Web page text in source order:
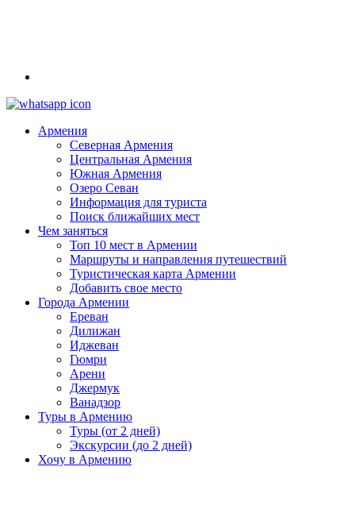
Армения
Северная Армения
Центральная Армения
Южная Армения
Озеро Севан
Информация для туриста
Поиск ближайших мест
Чем заняться
Топ 10 мест в Армении
Маршруты и направления путешествий
Туристическая карта Армении
Добавить свое место
Города Армении
Ереван
Дилижан
Иджеван
Гюмри
Арени
Джермук
Ванадзор
Туры в Армению
Туры (от 2 дней)
Экскурсии (до 2 дней)
Хочу в Армению